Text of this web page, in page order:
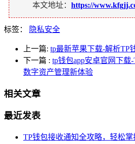
本文地址： https://
标签： 隐私安全
上一篇: tp最新苹果下载-解析TP
下一篇 : tp钱包app安卓官网下载
数字资产管理新体验
相关文章
最近发表
TP钱包接收通知全攻略，轻松